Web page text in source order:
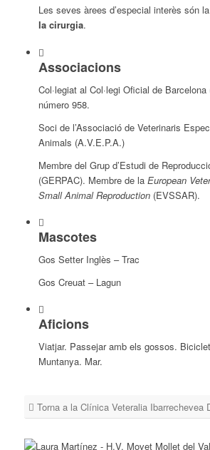
Les seves àrees d’especial interès són la
la cirurgia.
Associacions
Col·legiat al Col·legi Oficial de
número 958.
Soci de l’Associació de Veterinaris
Animals (A.V.E.P.A.)
Membre del Grup d’Estudi de
(GERPAC). Membre de la European
Small Animal Reproduction(EVSSAR).
Mascotes
Gos Setter Inglès – Trac
Gos Creuat – Lagun
Aficions
Viatjar. Passejar amb els gossos.
Muntanya. Mar.
Torna a la Clínica Veteralia Ibarrechevea